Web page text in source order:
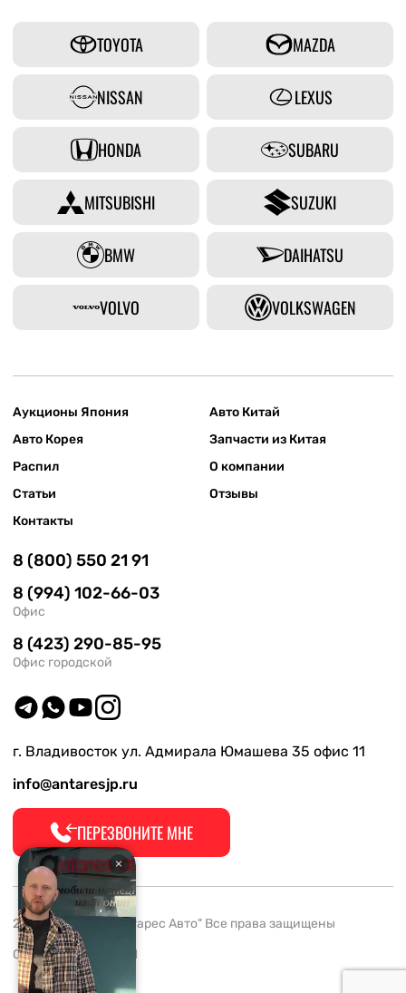
TOYOTA MAZDA
NISSAN LEXUS
HONDA SUBARU
MITSUBISHI SUZUKI
BMW DAIHATSU
VOLVO VOLKSWAGEN
Аукционы Япония
Авто Китай
Авто Корея
Запчасти из Китая
Распил
О компании
Статьи
Отзывы
Контакты
8 (800) 550 21 91
8 (994) 102-66-03
Офис
8 (423) 290-85-95
Офис городской
г. Владивосток ул. Адмирала Юмашева 35 офис 11
info@antaresjp.ru
ПЕРЕЗВОНИТЕ МНЕ
2008-2026 ООО "Антарес Авто" Все права защищены
ОГРН 1132537005061